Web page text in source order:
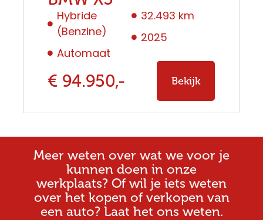
Hybride
(Benzine)
Automaat
32.493 km
2025
€ 94.950,- Bekijk
Meer weten over wat we voor je
kunnen doen in onze
werkplaats? Of wil je iets weten
over het kopen of verkopen van
een auto? Laat het ons weten.